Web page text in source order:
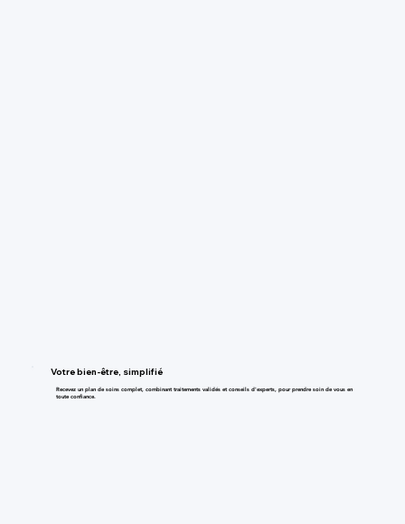
Votre bien-être, simplifié
Recevez un plan de soins complet, combinant traitements validés et conseils d'experts, pour prendre soin de vous en
toute confiance.